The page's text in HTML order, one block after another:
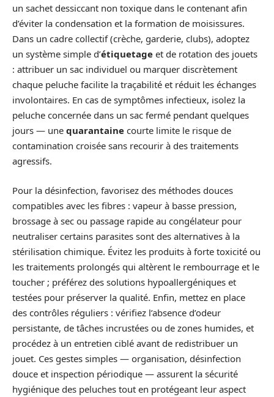
un sachet dessiccant non toxique dans le contenant afin
d’éviter la condensation et la formation de moisissures.
Dans un cadre collectif (crèche, garderie, clubs), adoptez
un système simple d’étiquetage et de rotation des jouets
: attribuer un sac individuel ou marquer discrètement
chaque peluche facilite la traçabilité et réduit les échanges
involontaires. En cas de symptômes infectieux, isolez la
peluche concernée dans un sac fermé pendant quelques
jours — une quarantaine courte limite le risque de
contamination croisée sans recourir à des traitements
agressifs.
Pour la désinfection, favorisez des méthodes douces
compatibles avec les fibres : vapeur à basse pression,
brossage à sec ou passage rapide au congélateur pour
neutraliser certains parasites sont des alternatives à la
stérilisation chimique. Évitez les produits à forte toxicité ou
les traitements prolongés qui altèrent le rembourrage et le
toucher ; préférez des solutions hypoallergéniques et
testées pour préserver la qualité. Enfin, mettez en place
des contrôles réguliers : vérifiez l’absence d’odeur
persistante, de tâches incrustées ou de zones humides, et
procédez à un entretien ciblé avant de redistribuer un
jouet. Ces gestes simples — organisation, désinfection
douce et inspection périodique — assurent la sécurité
hygiénique des peluches tout en protégeant leur aspect